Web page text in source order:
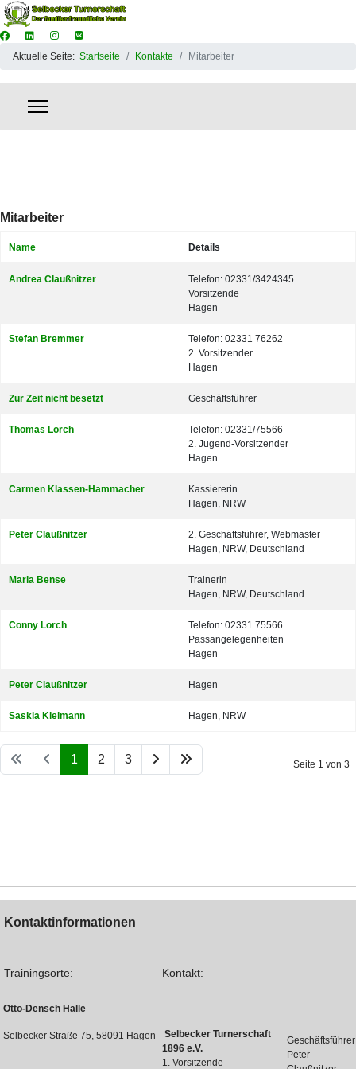
Aktuelle Seite: Startseite Kontakte Mitarbeiter
Mitarbeiter
Name Details
Andrea Claußnitzer
Telefon: 02331/3424345
Vorsitzende
Hagen
Stefan Bremmer
Telefon: 02331 76262
2. Vorsitzender
Hagen
Zur Zeit nicht besetzt Geschäftsführer
Thomas Lorch
Telefon: 02331/75566
2. Jugend-Vorsitzender
Hagen
Carmen Klassen-Hammacher
Kassiererin
Hagen, NRW
Peter Claußnitzer
2. Geschäftsführer, Webmaster
Hagen, NRW, Deutschland
Maria Bense
Trainerin
Hagen, NRW, Deutschland
Conny Lorch
Telefon: 02331 75566
Passangelegenheiten
Hagen
Peter Claußnitzer Hagen
Saskia Kielmann Hagen, NRW
Seite 1 von 3
1 2 3
Kontaktinformationen
Trainingsorte: Kontakt:
Otto-Densch Halle
Selbecker Straße 75, 58091 Hagen
Selbecker Turnerschaft
1896 e.V.
1. Vorsitzende
Geschäftsführer
Peter